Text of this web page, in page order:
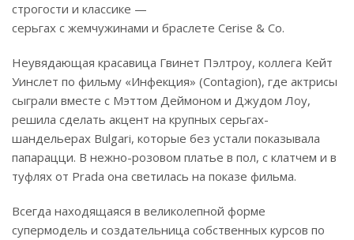
строгости и классике —
серьгах с жемчужинами и браслете Cerise & Co.
Неувядающая красавица Гвинет Пэлтроу, коллега Кейт
Уинслет по фильму «Инфекция» (Contagion), где актрисы
сыграли вместе с Мэттом Деймоном и Джудом Лоу,
решила сделать акцент на крупных серьгах-
шандельерах Bulgari, которые без устали показывала
папарацци. В нежно-розовом платье в пол, с клатчем и в
туфлях от Prada она светилась на показе фильма.
Всегда находящаяся в великолепной форме
супермодель и создательница собственных курсов по